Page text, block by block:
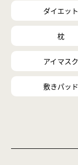
ダイエット
枕
アイマスク
敷きパッド